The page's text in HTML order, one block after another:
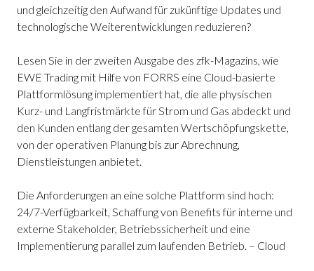
und gleichzeitig den Aufwand für zukünftige Updates und
technologische Weiterentwicklungen reduzieren?
Lesen Sie in der zweiten Ausgabe des zfk-Magazins, wie
EWE Trading mit Hilfe von FORRS eine Cloud-basierte
Plattformlösung implementiert hat, die alle physischen
Kurz- und Langfristmärkte für Strom und Gas abdeckt und
den Kunden entlang der gesamten Wertschöpfungskette,
von der operativen Planung bis zur Abrechnung,
Dienstleistungen anbietet.
Die Anforderungen an eine solche Plattform sind hoch:
24/7-Verfügbarkeit, Schaffung von Benefits für interne und
externe Stakeholder, Betriebssicherheit und eine
Implementierung parallel zum laufenden Betrieb. – Cloud